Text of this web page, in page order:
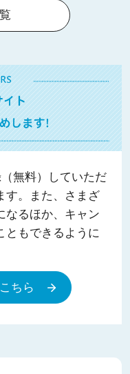
無料）していただ
す。また、さまざ
なるほか、キャン
ともできるように
ちら